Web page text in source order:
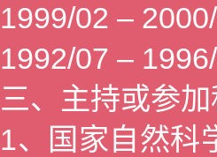
1999/02 –
1992/07 –
三、主持或参
1、国家自然科